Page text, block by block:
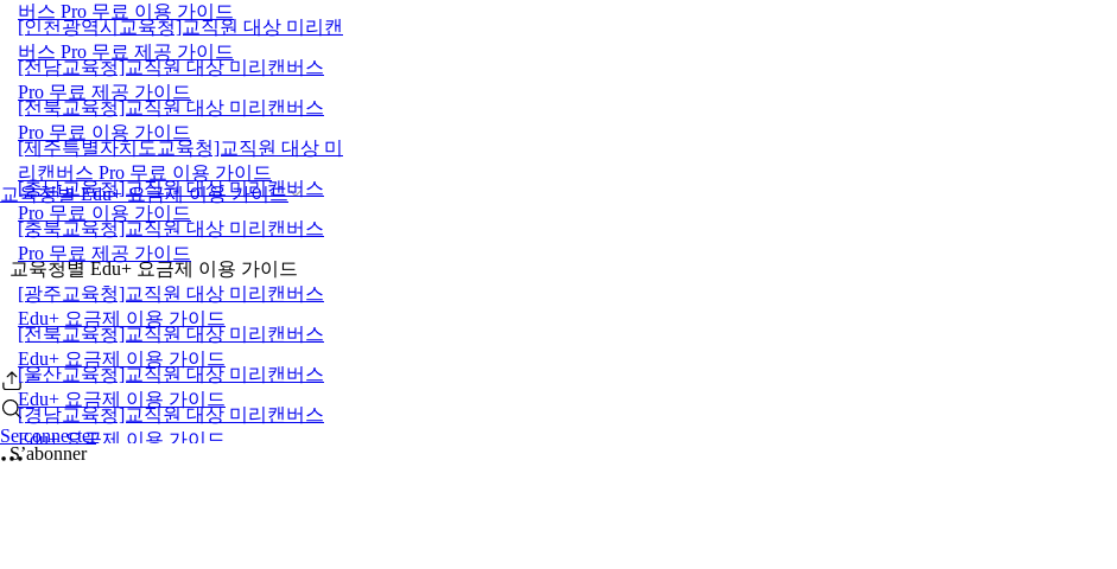
교육청별 Edu+ 요금제 이용 가이드
Se connecter
버스 Pro 무료 이용 가이드
[인천광역시교육청]교직원 대상 미리캔
버스 Pro 무료 제공 가이드
[전남교육청]교직원 대상 미리캔버스
Pro 무료 제공 가이드
[전북교육청]교직원 대상 미리캔버스
Pro 무료 이용 가이드
[제주특별자치도교육청]교직원 대상 미
리캔버스 Pro 무료 이용 가이드
[충남교육청]교직원 대상 미리캔버스
Pro 무료 이용 가이드
[충북교육청]교직원 대상 미리캔버스
Pro 무료 제공 가이드
교육청별 Edu+ 요금제 이용 가이드
[광주교육청]교직원 대상 미리캔버스
Edu+ 요금제 이용 가이드
[전북교육청]교직원 대상 미리캔버스
Edu+ 요금제 이용 가이드
[울산교육청]교직원 대상 미리캔버스
Edu+ 요금제 이용 가이드
[경남교육청]교직원 대상 미리캔버스
Edu+ 요금제 이용 가이드
S’abonner